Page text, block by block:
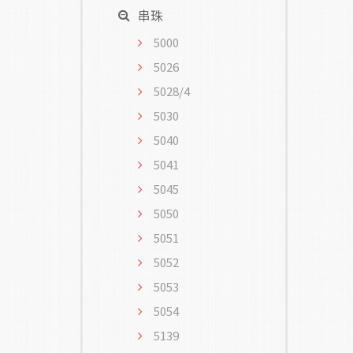
串珠
5000
5026
5028/4
5030
5040
5041
5045
5050
5051
5052
5053
5054
5139